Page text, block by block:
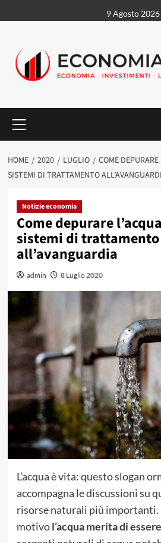
al
9 Agosto 2026
principale
HOME 2020 LUGLIO
COME
SISTEMI DI TRATTAMENTO
Notizie economia
Come depurare
sistemi di trattamento
all’avanguardia
admin 8 Luglio 2020
L’acqua è vita: questo slogan
accompagna le discussioni su
risorse naturali più importanti.
motivol’acqua merita di